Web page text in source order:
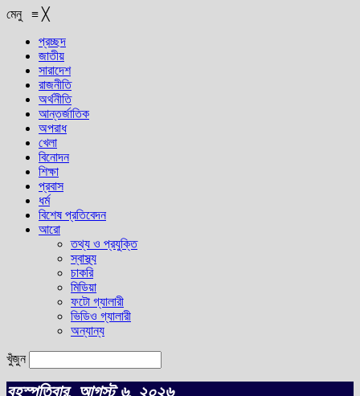
মেনু ≡ ╳
প্রচ্ছদ
জাতীয়
সারাদেশ
রাজনীতি
অর্থনীতি
আন্তর্জাতিক
অপরাধ
খেলা
বিনোদন
শিক্ষা
প্রবাস
ধর্ম
বিশেষ প্রতিবেদন
আরো
তথ্য ও প্রযুক্তি
স্বাস্থ্য
চাকরি
মিডিয়া
ফটো গ্যালারী
ভিডিও গ্যালারী
অন্যান্য
খুঁজুন
বৃহস্পতিবার, আগস্ট ৬, ২০২৬